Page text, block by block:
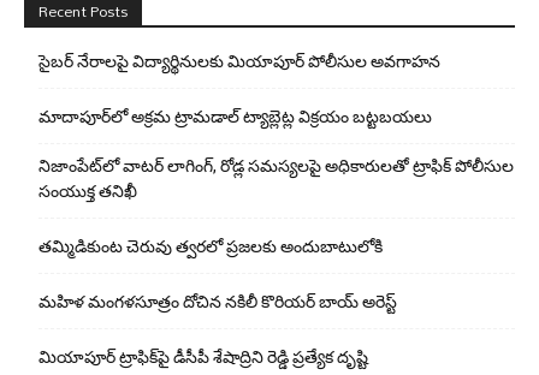
Recent Posts
సైబర్ నేరాలపై విద్యార్థినులకు మియాపూర్ పోలీసుల అవగాహన
మాదాపూర్‌లో అక్రమ ట్రామడాల్ ట్యాబ్లెట్ల విక్రయం బట్టబయలు
నిజాంపేట్‌లో వాటర్ లాగింగ్, రోడ్ల సమస్యలపై అధికారులతో ట్రాఫిక్ పోలీసుల
సంయుక్త తనిఖీ
తమ్మిడికుంట చెరువు త్వరలో ప్రజలకు అందుబాటులోకి
మహిళ మంగళసూత్రం దోచిన నకిలీ కొరియర్ బాయ్ అరెస్ట్
మియాపూర్ ట్రాఫిక్‌పై డీసీపీ శేషాద్రిని రెడ్డి ప్రత్యేక దృష్టి